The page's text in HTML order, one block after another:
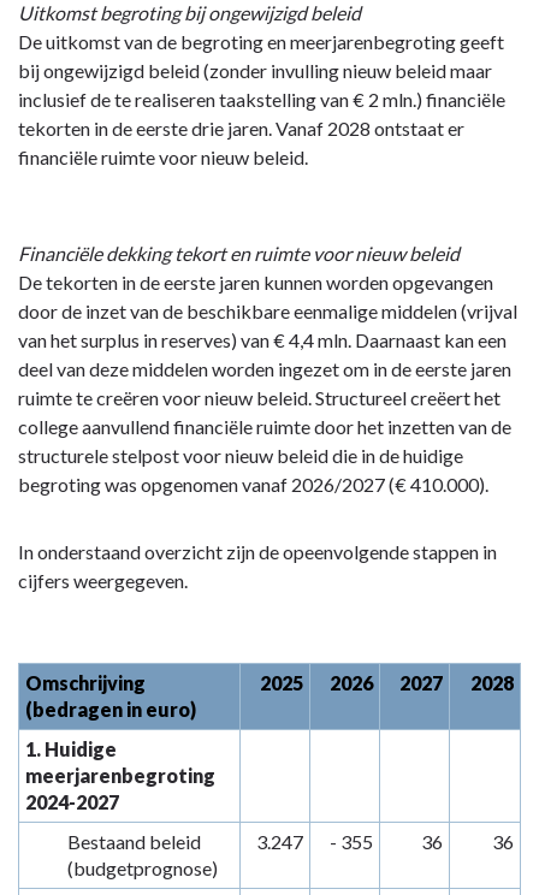
Uitkomst begroting bij ongewijzigd beleid
De uitkomst van de begroting en meerjarenbegroting geeft
bij ongewijzigd beleid (zonder invulling nieuw beleid maar
inclusief de te realiseren taakstelling van € 2 mln.) financiële
tekorten in de eerste drie jaren. Vanaf 2028 ontstaat er
financiële ruimte voor nieuw beleid.
Financiële dekking tekort en ruimte voor nieuw beleid
De tekorten in de eerste jaren kunnen worden opgevangen
door de inzet van de beschikbare eenmalige middelen (vrijval
van het surplus in reserves) van € 4,4 mln. Daarnaast kan een
deel van deze middelen worden ingezet om in de eerste jaren
ruimte te creëren voor nieuw beleid. Structureel creëert het
college aanvullend financiële ruimte door het inzetten van de
structurele stelpost voor nieuw beleid die in de huidige
begroting was opgenomen vanaf 2026/2027 (€ 410.000).
In onderstaand overzicht zijn de opeenvolgende stappen in
cijfers weergegeven.
Omschrijving
(bedragen in euro)
2025 2026 2027 2028
1. Huidige
meerjarenbegroting
2024-2027
Bestaand beleid
(budgetprognose)
3.247 - 355 36 36